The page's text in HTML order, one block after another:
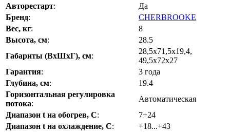
Авторестарт:
Да
Бренд:
CHERBROOKE
Вес, кг:
8
Высота, см:
28.5
Габариты (ВхШхГ), см:
28,5x71,5x19,4,
49,5x72x27
Гарантия:
3 года
Глубина, см:
19.4
Горизонтальная регулировка
потока:
Автоматическая
Диапазон t на обогрев, С:
7+24
Диапазон t на охлаждение, С:
+18...+43